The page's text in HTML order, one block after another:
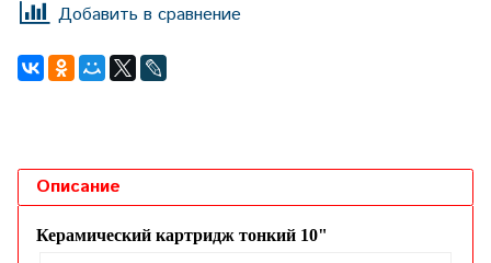
Добавить в сравнение
Описание
Керамический картридж тонкий 10"